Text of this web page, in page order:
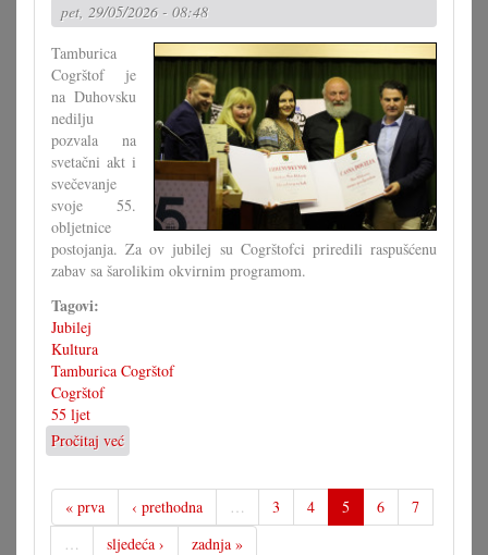
pet, 29/05/2026 - 08:48
Tamburica
Cogrštof je
na Duhovsku
nedilju
pozvala na
svetačni akt i
svečevanje
svoje 55.
obljetnice
postojanja. Za ov jubilej su Cogrštofci priredili raspušćenu
zabav sa šarolikim okvirnim programom.
Tagovi:
Jubilej
Kultura
Tamburica Cogrštof
Cogrštof
55 ljet
Pročitaj već
Dostojno
svečevanje
55.
obljetnice
« prva ‹ prethodna … 3 4 5 6
7
…
sljedeća › zadnja »